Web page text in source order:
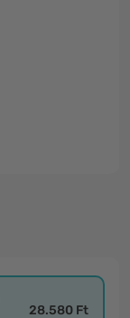
28.580 Ft